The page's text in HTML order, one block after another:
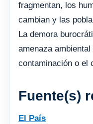
fragmentan, los
cambian y las
La demora
amenaza
contaminación o el
Fuente(s)
El País